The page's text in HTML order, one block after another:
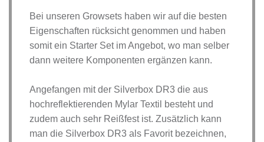
Bei unseren Growsets haben wir auf die besten
Eigenschaften rücksicht genommen und haben
somit ein Starter Set im Angebot, wo man selber
dann weitere Komponenten ergänzen kann.
Angefangen mit der Silverbox DR3 die aus
hochreflektierenden Mylar Textil besteht und
zudem auch sehr Reißfest ist. Zusätzlich kann
man die Silverbox DR3 als Favorit bezeichnen,